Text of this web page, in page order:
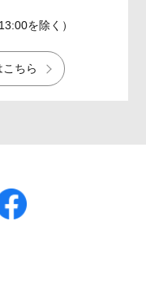
を除く）
ちら